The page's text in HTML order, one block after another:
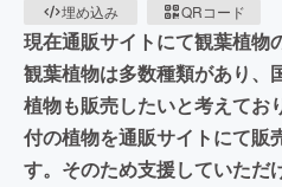
埋め込み
QRコード
現在通販サイトにて観葉植物
観葉植物は多数種類があり、
植物も販売したいと考えてお
付の植物を通販サイトにて販
す。そのため支援していただ